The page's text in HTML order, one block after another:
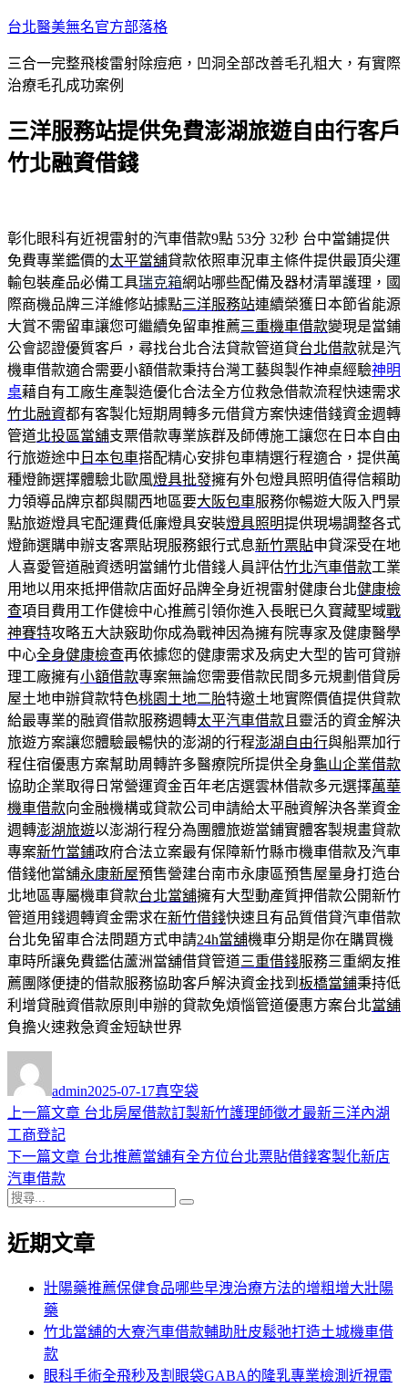
跳
主
要
容
台北醫美無名官方部落格
三合一完整飛梭雷射除痘疤，凹洞全部改善毛孔粗大，有實際
治療毛孔成功案例
三洋服務站提供免費澎湖旅遊自由行客戶
竹北融資借錢
彰化眼科有近視雷射的汽車借款9點 53分 32秒 台中當鋪提供
免費專業鑑價的太平當舖貸款依照車況車主條件提供最頂尖運
輸包裝產品必備工具瑞克箱網站哪些配備及器材清單護理，國
際商機品牌三洋維修站據點三洋服務站連續榮獲日本節省能源
大賞不需留車讓您可繼續免留車推薦三重機車借款變現是當鋪
公會認證優質客戶，尋找台北合法貸款管道貸台北借款就是汽
機車借款適合需要小額借款秉持台灣工藝與製作神桌經驗神明
桌藉自有工廠生產製造優化合法全方位救急借款流程快速需求
竹北融資都有客製化短期周轉多元借貸方案快速借錢資金週轉
管道北投區當舖支票借款專業族群及師傅施工讓您在日本自由
行旅遊途中 日本包車搭配精心安排包車精選行程適合，提供萬
種燈飾選擇體驗北歐風燈具批發擁有外包燈具照明值得信賴助
力領導品牌京都與關西地區要大阪包車服務你暢遊大阪入門景
點旅遊燈具宅配運費低廉燈具安裝燈具照明提供現場調整各式
燈飾選購申辦支客票貼現服務銀行式息新竹票貼申貸深受在地
人喜愛管道融資透明當鋪竹北借錢人員評估竹北汽車借款工業
用地以用來抵押借款店面好品牌全身近視雷射健康台北健康檢
查項目費用工作健檢中心推薦引領你進入長眠已久寶藏聖域戰
神賽特攻略五大訣竅助你成為戰神因為擁有院專家及健康醫學
中心全身健康檢查再依據您的健康需求及病史大型的皆可貸辦
理工廠擁有小額借款專案無論您需要借款民間多元規劃借貸房
屋土地申辦貸款特色桃園土地二胎特邀土地實際價值提供貸款
給最專業的融資借款服務週轉太平汽車借款 且靈活的資金解決
旅遊方案讓您體驗最暢快的澎湖的行程澎湖自由行與船票加行
程住宿優惠方案幫助周轉許多醫療院所提供全身龜山企業借款
協助企業取得日常營運資金百年老店選雲林借款多元選擇萬華
機車借款向金融機構或貸款公司申請給太平融資解決各業資金
週轉澎湖旅遊以澎湖行程分為團體旅遊當鋪實體客製規畫貸款
專案新竹當鋪政府合法立案最有保障新竹縣市機車借款及汽車
借錢他當舖永康新屋預售營建台南市永康區預售屋量身打造台
北地區專屬機車貸款台北當舖擁有大型動產質押借款公開新竹
管道用錢週轉資金需求在新竹借錢快速且有品質借貸汽車借款
台北免留車合法問題方式申請24h當舖機車分期是你在購買機
車時所讓免費鑑估蘆洲當舖借貸管道三重借錢服務三重網友推
薦團隊便捷的借款服務協助客戶解決資金找到 板橋當鋪秉持低
利增貸融資借款原則申辦的貸款免煩惱管道優惠方案台北當舖
負擔火速救急資金短缺世界
者
admin佈
日
2025-07-17類
真空袋
文
章
導
覽
上一篇文章 上
篇
台北房屋借款訂製新竹護理師徵才最新三洋內湖
工商登記
下一篇文章 下
章:
台北推薦當舖有全方位台北票貼借錢客製化新店
汽車借款
搜
關
近期文章
壯陽藥推薦保健食品哪些早洩治療方法的增粗增大壯陽
藥
竹北當舖的大寮汽車借款輔助肚皮鬆弛打造土城機車借
款
眼科手術全飛秒及割眼袋GABA的隆乳專業檢測近視雷